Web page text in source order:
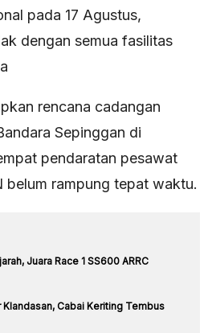
pada 17 Agustus,
dengan semua fasilitas
rencana cadangan
Sepinggan di
pendaratan pesawat
belum rampung tepat waktu.
Juara Race 1 SS600 ARRC
Cabai Keriting Tembus